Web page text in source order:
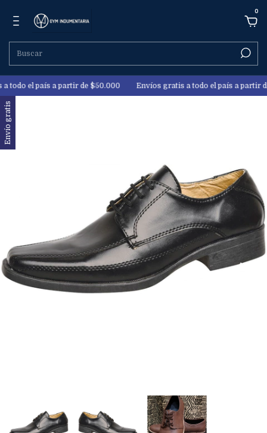
0
el país a partir de $50.000 Envíos gratis a todo el país a partir de
Envío gratis